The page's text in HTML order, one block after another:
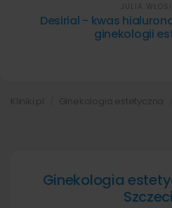
Desirial - kwas
ginekologii
JULIA
Ginekologia